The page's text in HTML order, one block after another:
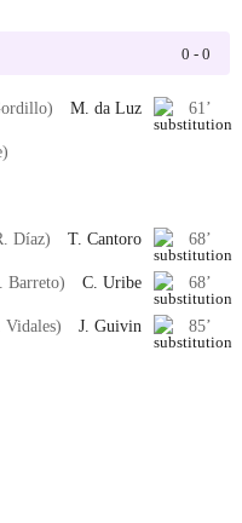
0 - 0
61’
M. da Luz
68’
T. Cantoro
Díaz)
68’
C. Uribe
Barreto)
85’
J. Guivin
Vidales)